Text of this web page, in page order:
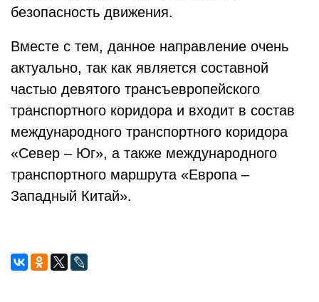
безопасность движения.
Вместе с тем, данное направление очень
актуально, так как является составной
частью девятого трансъевропейского
транспортного коридора и входит в состав
международного транспортного коридора
«Север – Юг», а также международного
транспортного маршрута «Европа –
Западный Китай».